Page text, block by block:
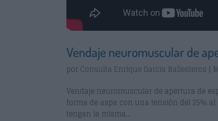
Vendaje neuromuscular de
por Consulta Enrique Garcia Ballesteros |
Vendaje neuromuscular de apertura de
forma de aspa con una tensión del 25%
tengan la misma...